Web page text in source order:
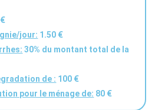
jour: 1.50 €
30% du montant total de la
de : 100 €
pour le ménage de: 80 €